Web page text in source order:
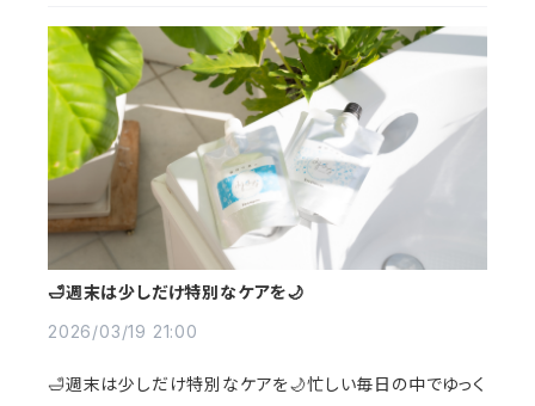
🛁週末は少しだけ特別なケアを🌙
2026/03/19 21:00
🛁週末は少しだけ特別なケアを🌙忙しい毎日の中でゆっく